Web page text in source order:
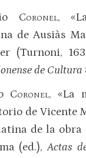
Coronel,
de Ausiàs
(Turnoni,
de Cultura
Coronel, «La
de Vicente
de la obra
(ed.),Actas